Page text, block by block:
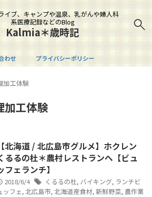
イブ、キャンプや温泉、乳がんや婦人科
系医療記録などのBlog
Kalmia＊歳時記
わせ プライバシーポリシー
加工体験
加工体験
【北海道 / 北広島市グルメ】ホクレン
るるの杜＊農村レストランへ【ビュ
フェランチ】
2018/6/4 くるるの杜, バイキング, ランチビ
ッフェ, 北広島市, 北海道産食材, 新鮮野菜, 農作業